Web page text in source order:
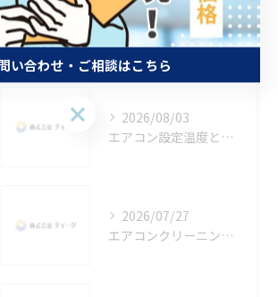
最近の投稿
Recent
Posts
2026/08/03
エアコン設定温度と東京都東大和市の快適節電生活を実現するコツ
2026/07/27
エアコンクリーニング効果で省エネと健康を守るメリットとおすすめ活用術
問い合わせ・ご相談はこちら
い合わせ・ご相談はこちら